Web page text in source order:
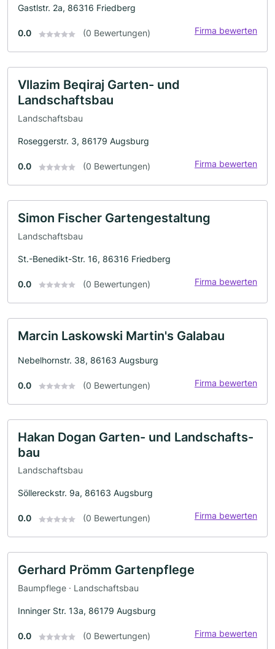
Gastlstr. 2a, 86316 Friedberg
0.0 (0 Bewertungen) Firma bewerten
Vllazim Beqiraj Garten- und
Landschaftsbau
Landschaftsbau
Roseggerstr. 3, 86179 Augsburg
0.0 (0 Bewertungen) Firma bewerten
Simon Fischer Gartengestaltung
Landschaftsbau
St.-Benedikt-Str. 16, 86316 Friedberg
0.0 (0 Bewertungen) Firma bewerten
Marcin Laskowski Martin's Galabau
Nebelhornstr. 38, 86163 Augsburg
0.0 (0 Bewertungen) Firma bewerten
Hakan Dogan Garten- und Landschafts-
bau
Landschaftsbau
Söllereckstr. 9a, 86163 Augsburg
0.0 (0 Bewertungen) Firma bewerten
Gerhard Prömm Gartenpflege
Baumpflege · Landschaftsbau
Inninger Str. 13a, 86179 Augsburg
0.0 (0 Bewertungen) Firma bewerten